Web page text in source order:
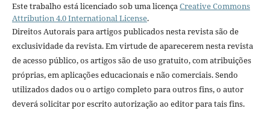
Este trabalho está licenciado sob uma licençaCreative Commons
Attribution 4.0 International License.
Direitos Autorais para artigos publicados nesta revista são de
exclusividade da revista. Em virtude de aparecerem nesta revista
de acesso público, os artigos são de uso gratuito, com atribuições
próprias, em aplicações educacionais e não comerciais. Sendo
utilizados dados ou o artigo completo para outros fins, o autor
deverá solicitar por escrito autorização ao editor para tais fins.